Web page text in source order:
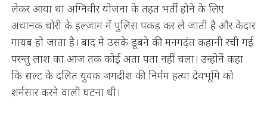
लेकर आया था अग्निवीर योजना के तहत भर्ती होने के लिए
अचानक चोरी के इल्जाम में पुलिस पकड़ कर ले जाती है और केदार
गायब हो जाता है। बाद मे उसके डूबने की मनगढ़ंत कहानी रची गई
परन्तु लाश का आज तक कोई अता पता नहीं चला। उन्होनें कहा
कि सल्ट के दलित युवक जगदीश की निर्मम हत्या देवभूमि को
शर्मसार करने वाली घटना थी।